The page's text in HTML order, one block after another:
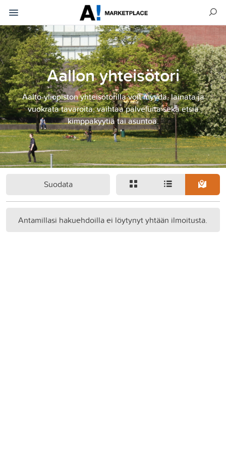
Aallon yhteisötori
Aalto-yliopiston yhteisötorilla voit myydä, lainata ja
vuokrata tavaroita, vaihtaa palveluita sekä etsiä
kimppakyytiä tai asuntoa.
Suodata
Antamillasi hakuehdoilla ei löytynyt yhtään ilmoitusta.